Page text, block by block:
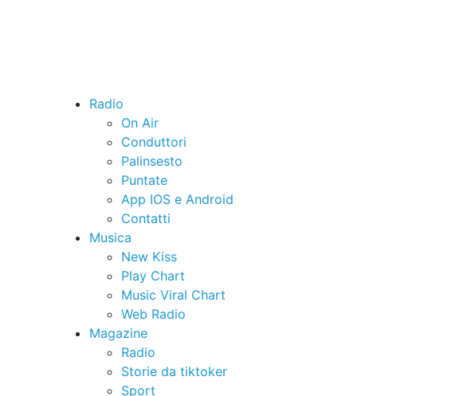
Radio
On Air
Conduttori
Palinsesto
Puntate
App IOS e Android
Contatti
Musica
New Kiss
Play Chart
Music Viral Chart
Web Radio
Magazine
Radio
Storie da tiktoker
Sport